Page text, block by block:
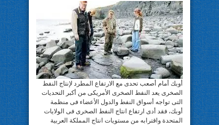
أوبك أمام أصعب تحدى مع الارتفاع المطرد لإنتاج النفط
الصخرى يعد النفط الصخرى الأمريكى من أكبر التحديات
التى تواجه أسواق النفط والدول الأعضاء فى منظمة
أوبك، فقد أدى ارتفاع انتاج النفط الصخرى فى الولايات
المتحدة واقترابه من مستويات انتاج المملكة العربية